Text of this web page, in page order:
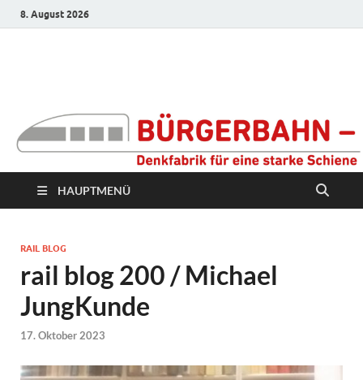
8. August 2026
Denkfabrik für eine
starke Schiene
HAUPTMENÜ
RAIL BLOG
rail blog 200 / Michael
JungKunde
17. Oktober 2023